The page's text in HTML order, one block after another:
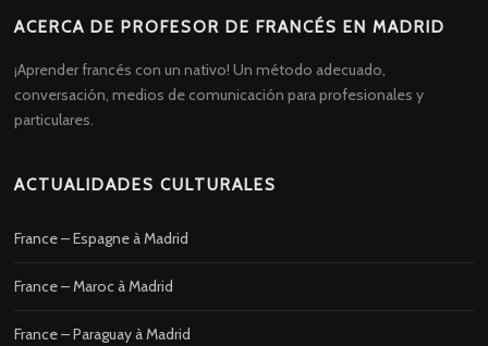
ACERCA DE PROFESOR DE FRANCÉS EN MADRID
¡Aprender francés con un nativo! Un método adecuado,
conversación, medios de comunicación para profesionales y
particulares.
ACTUALIDADES CULTURALES
France – Espagne à Madrid
France – Maroc à Madrid
France – Paraguay à Madrid